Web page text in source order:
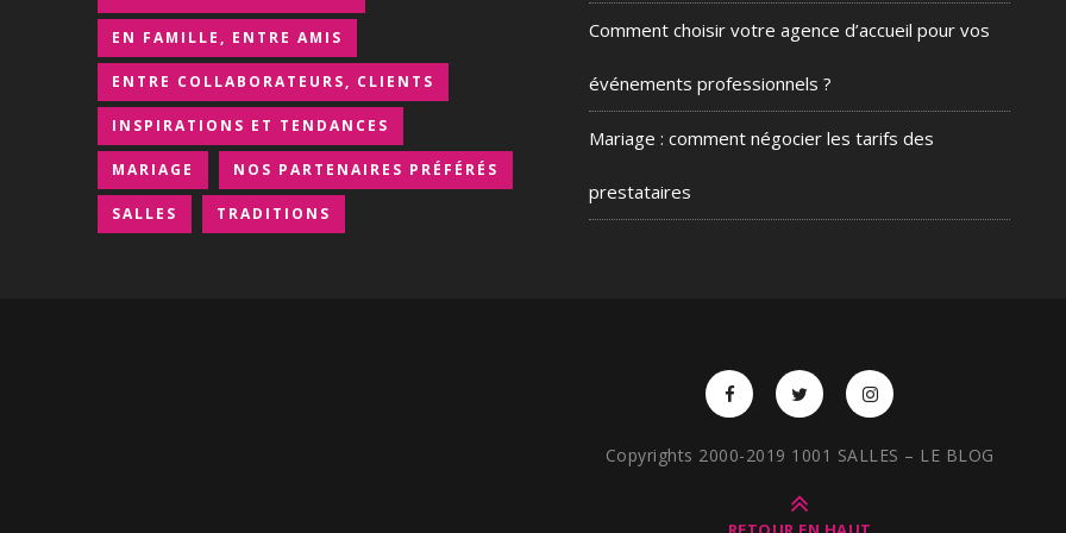
EN FAMILLE, ENTRE AMIS
ENTRE COLLABORATEURS, CLIENTS
INSPIRATIONS ET TENDANCES
MARIAGE NOS PARTENAIRES PRÉFÉRÉS
SALLES TRADITIONS
Comment choisir votre agence d’accueil pour vos
événements professionnels ?
Mariage : comment négocier les tarifs des
prestataires
Copyrights 2000-2019 1001 SALLES – LE BLOG